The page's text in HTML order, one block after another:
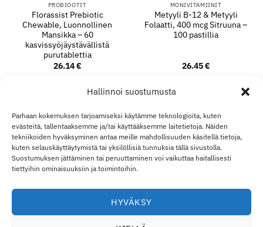
Hallinnoi suostumusta
Parhaan kokemuksen tarjoamiseksi käytämme teknologioita, kuten
evästeitä, tallentaaksemme ja/tai käyttääksemme laitetietoja. Näiden
tekniikoiden hyväksyminen antaa meille mahdollisuuden käsitellä tietoja,
kuten selauskäyttäytymistä tai yksilöllisiä tunnuksia tällä sivustolla.
Suostumuksen jättäminen tai peruuttaminen voi vaikuttaa haitallisesti
tiettyihin ominaisuuksiin ja toimintoihin.
HYVÄKSY
PROBIOOTIT
Florassist Prebiotic
Chewable, Luonnollinen
Mansikka – 60
kasvissyöjäystävällistä
purutablettia
26.14€
MONIVITAMIINIT
Metyyli B-12 & Metyyli
Folaatti, 400 mcg Sitruuna –
100 pastillia
26.45€
Visa MasterCardKlarna
Apple
Pay
TOIMITUS JA PALAUTUKSET OTA YHTEYTTÄ
TILINI
YLI ECO SUPPLEMENT
B2B
Eco Supplements EOOD
Antim I Street, No. 14, fl. 2, law office, 1303 Sofia, Bulgaria